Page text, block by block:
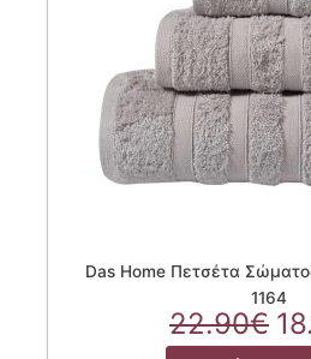
Das Home Πετσέτα
1164
22.90€